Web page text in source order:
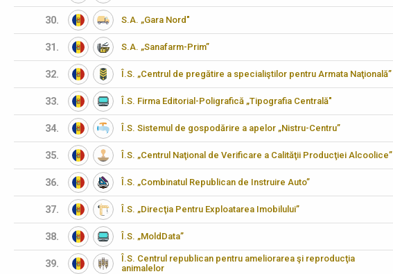
30. S.A. „Gara Nord"
31. S.A. „Sanafarm-Prim”
32. Î.S. „Centrul de pregătire a specialiştilor pentru Armata Naţională”
33. Î.S. Firma Editorial-Poligrafică „Tipografia Centrală"
34. Î.S. Sistemul de gospodărire a apelor „Nistru-Centru”
35. Î.S. „Centrul Naţional de Verificare a Calităţii Producţiei Alcoolice”
36. Î.S. „Combinatul Republican de Instruire Auto”
37. Î.S. „Direcţia Pentru Exploatarea Imobilului”
38. Î.S. „MoldData”
39.
Î.S. Centrul republican pentru ameliorarea şi reproducţia
animalelor